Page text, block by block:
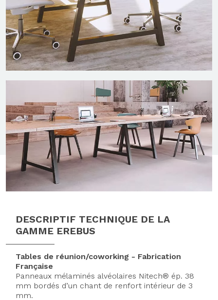
DESCRIPTIF TECHNIQUE DE LA
GAMME EREBUS
Tables de réunion/coworking - Fabrication
Française
Panneaux mélaminés alvéolaires Nitech® ép. 38
mm bordés d’un chant de renfort intérieur de 3
mm.